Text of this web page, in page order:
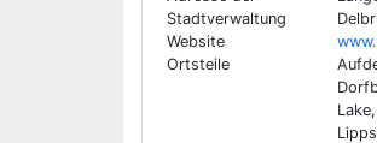
Stadtverwaltung
Website
Ortsteile